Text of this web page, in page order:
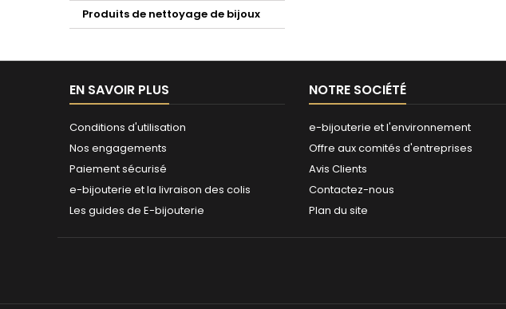
Produits de nettoyage de bijoux
EN SAVOIR PLUS
Conditions d'utilisation
Nos engagements
Paiement sécurisé
e-bijouterie et la livraison des colis
Les guides de E-bijouterie
NOTRE SOCIÉTÉ
e-bijouterie et l'environnement
Offre aux comités d'entreprises
Avis Clients
Contactez-nous
Plan du site